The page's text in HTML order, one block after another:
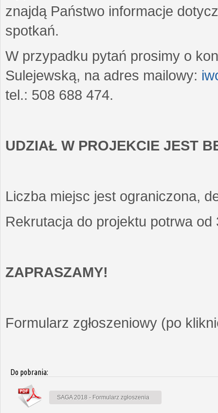
znajdą Państwo informacje
spotkań.
W przypadku pytań prosimy o
Sulejewską, na adres mailowy:
tel.: 508 688 474.
UDZIAŁ W PROJEKCIE JEST
Liczba miejsc jest ograniczona,
Rekrutacja do projektu potrwa
ZAPRASZAMY!
Formularz zgłoszeniowy (po
Do pobrania:
SAGA 2018 - Formularz zgłoszenia